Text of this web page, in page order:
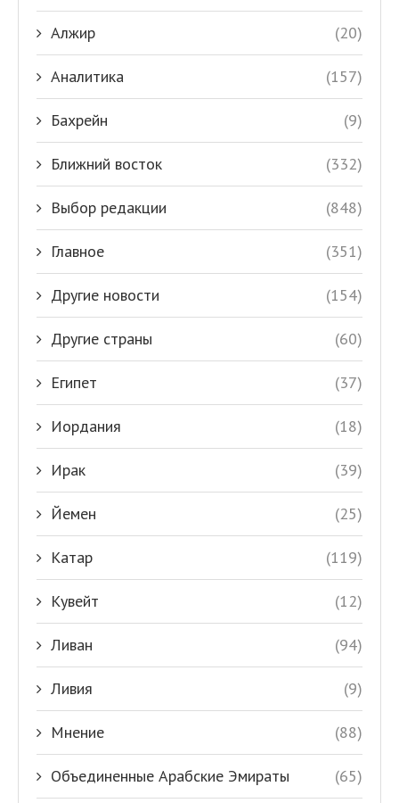
Алжир (20)
Аналитика (157)
Бахрейн (9)
Ближний восток (332)
Выбор редакции (848)
Главное (351)
Другие новости (154)
Другие страны (60)
Египет (37)
Иордания (18)
Ирак (39)
Йемен (25)
Катар (119)
Кувейт (12)
Ливан (94)
Ливия (9)
Мнение (88)
Объединенные Арабские Эмираты (65)